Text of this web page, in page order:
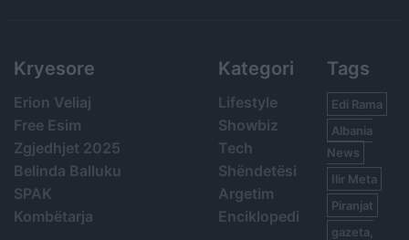
Kryesore
Erion Veliaj
Free Esim
Zgjedhjet 2025
Belinda Balluku
SPAK
Kombëtarja
Kategori
Lifestyle
Showbiz
Tech
Shëndetësi
Argetim
Enciklopedi
Tags
Edi Rama
Albania
News
Ilir Meta
Piranjat
gazeta,